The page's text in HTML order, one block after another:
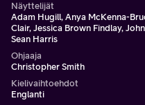
Näyttelijät
Adam Hugill, Anya McKenna-
Clair, Jessica Brown Findlay,
Sean Harris
Ohjaaja
Christopher Smith
Kielivaihtoehdot
Englanti